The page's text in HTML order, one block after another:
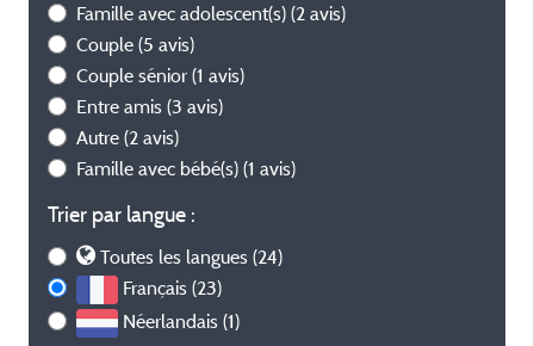
Famille avec adolescent(s) (2 avis)
Couple (5 avis)
Couple sénior (1 avis)
Entre amis (3 avis)
Autre (2 avis)
Famille avec bébé(s) (1 avis)
Trier par langue :
Toutes les langues (24)
Français (23)
Néerlandais (1)